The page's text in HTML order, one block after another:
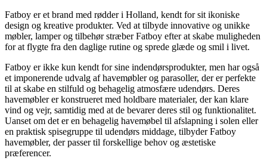
Fatboy er et brand med rødder i Holland, kendt for sit ikoniske
design og kreative produkter. Ved at tilbyde innovative og unikke
møbler, lamper og tilbehør stræber Fatboy efter at skabe muligheden
for at flygte fra den daglige rutine og sprede glæde og smil i livet.
Fatboy er ikke kun kendt for sine indendørsprodukter, men har også
et imponerende udvalg af havemøbler og parasoller, der er perfekte
til at skabe en stilfuld og behagelig atmosfære udendørs. Deres
havemøbler er konstrueret med holdbare materialer, der kan klare
vind og vejr, samtidig med at de bevarer deres stil og funktionalitet.
Uanset om det er en behagelig havemøbel til afslapning i solen eller
en praktisk spisegruppe til udendørs middage, tilbyder Fatboy
havemøbler, der passer til forskellige behov og æstetiske
præferencer.